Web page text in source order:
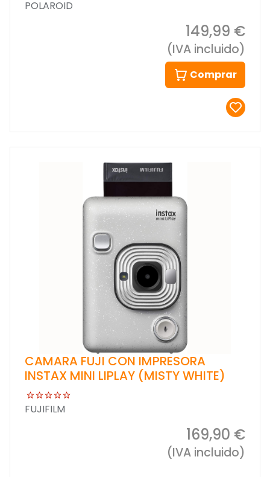
POLAROID
149,99 €
(IVA incluido)
Comprar
CAMARA FUJI CON IMPRESORA
INSTAX MINI LIPLAY (MISTY WHITE)
FUJIFILM
169,90 €
(IVA incluido)